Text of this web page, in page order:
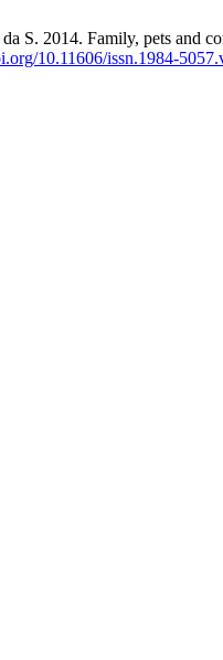
S. 2014. Family, pets and
10.11606/issn.1984-